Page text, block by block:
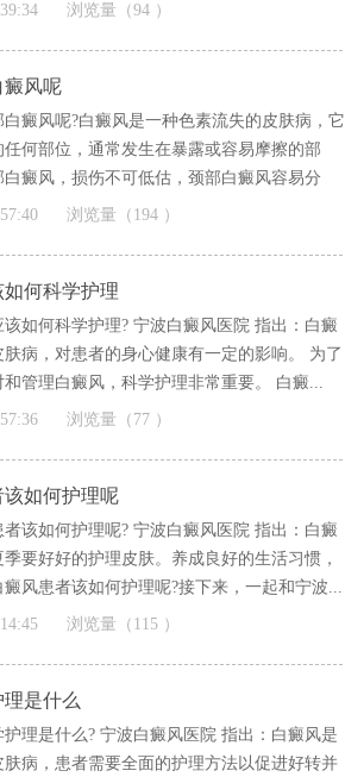
浏览量（94 ）
癜风呢
癜风呢?白癜风是一种色素流失的皮肤病，它
何部位，通常发生在暴露或容易摩擦的部
癜风，损伤不可低估，颈部白癜风容易分
浏览量（194 ）
何科学护理
该如何科学护理? 宁波白癜风医院 指出：白癜
肤病，对患者的身心健康有一定的影响。 为了
管理白癜风，科学护理非常重要。 白癜...
浏览量（77 ）
如何护理呢
者该如何护理呢? 宁波白癜风医院 指出：白癜
要好好的护理皮肤。养成良好的生活习惯，
风患者该如何护理呢?接下来，一起和宁波...
浏览量（115 ）
是什么
护理是什么? 宁波白癜风医院 指出：白癜风是
病，患者需要全面的护理方法以促进好转并